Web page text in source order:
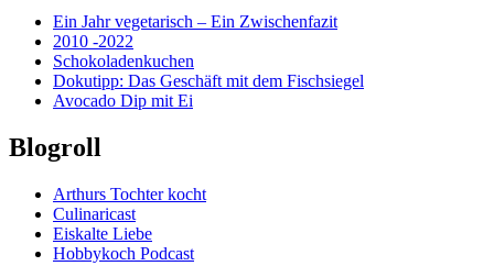
Ein Jahr vegetarisch – Ein Zwischenfazit
2010 -2022
Schokoladenkuchen
Dokutipp: Das Geschäft mit dem Fischsiegel
Avocado Dip mit Ei
Blogroll
Arthurs Tochter kocht
Culinaricast
Eiskalte Liebe
Hobbykoch Podcast